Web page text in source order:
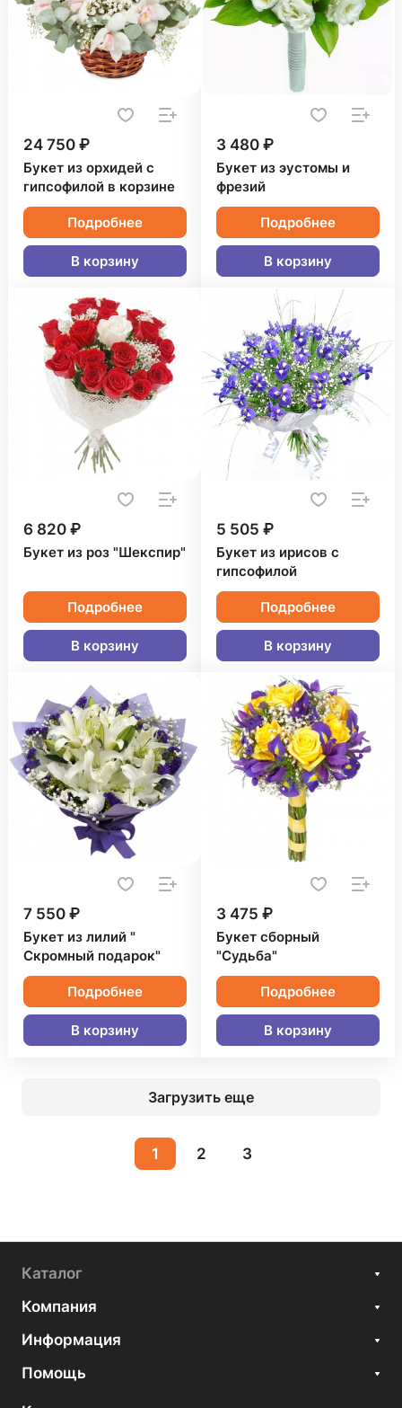
24 750 ₽
Букет из орхидей с
гипсофилой в корзине
Подробнее
В корзину
3 480 ₽
Букет из эустомы и
фрезий
Подробнее
В корзину
6 820 ₽
Букет из роз "Шекспир"
Подробнее
В корзину
5 505 ₽
Букет из ирисов с
гипсофилой
Подробнее
В корзину
7 550 ₽
Букет из лилий "
Скромный подарок"
Подробнее
В корзину
3 475 ₽
Букет сборный
"Судьба"
Подробнее
В корзину
Загрузить еще
1 2 3
Каталог
Компания
Информация
Помощь